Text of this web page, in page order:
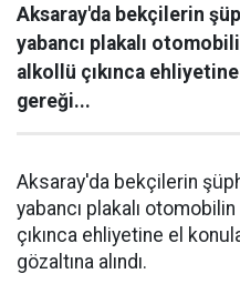
Aksaray'da bekçilerin
yabancı plakalı
alkollü çıkınca
gereği...
Aksaray'da bekçilerin
yabancı plakalı
çıkınca ehliyetine el
gözaltına alındı.